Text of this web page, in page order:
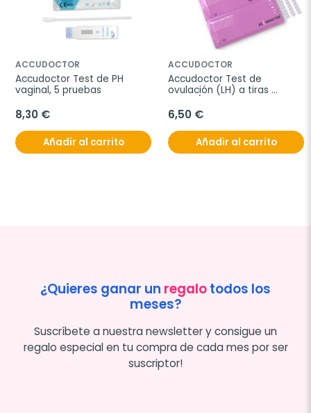
ACCUDOCTOR
Accudoctor Test de PH
vaginal, 5 pruebas
8,30 €
Añadir al carrito
ACCUDOCTOR
Accudoctor Test de
ovulación (LH) a tiras
pruebas
6,50 €
Añadir al carrito
¿Quieres ganar un regalotodos los
meses?
Suscríbete a nuestra newsletter y consigue un
regalo especial en tu compra de cada mes por ser
suscriptor!